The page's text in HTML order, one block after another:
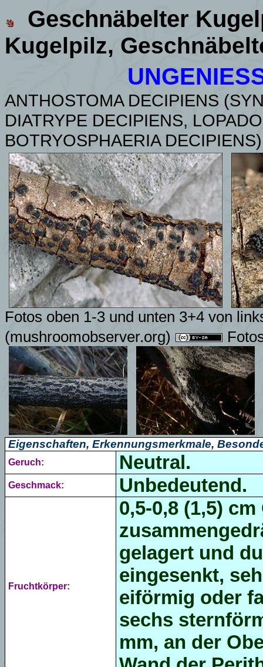
Geschnäbelter
Kugelpilz,
ANTHOSTOMA DECIPIENS
DIATRYPE DECIPIENS,
BOTRYOSPHAERIA DECIPIENS)
Fotos oben 1-3 und unten 3+4 von
(mushroomobserver.org)
Eigenschaften, Erkennungsmerkmale,
Geruch: Neutral.
Geschmack: Unbedeutend.
Fruchtkörper:
0,5-0,8 (1,5)
gelagert und
eingesenkt,
eiförmig oder
sechs
mm, an der